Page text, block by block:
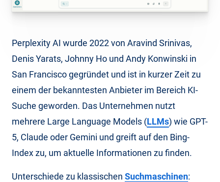
Perplexity AI wurde 2022 von Aravind Srinivas,
Denis Yarats, Johnny Ho und Andy Konwinski in
San Francisco gegründet und ist in kurzer Zeit zu
einem der bekanntesten Anbieter im Bereich KI-
Suche geworden. Das Unternehmen nutzt
mehrere Large Language Models (LLMs) wie GPT-
5, Claude oder Gemini und greift auf den Bing-
Index zu, um aktuelle Informationen zu finden.
Unterschiede zu klassischen Suchmaschinen: